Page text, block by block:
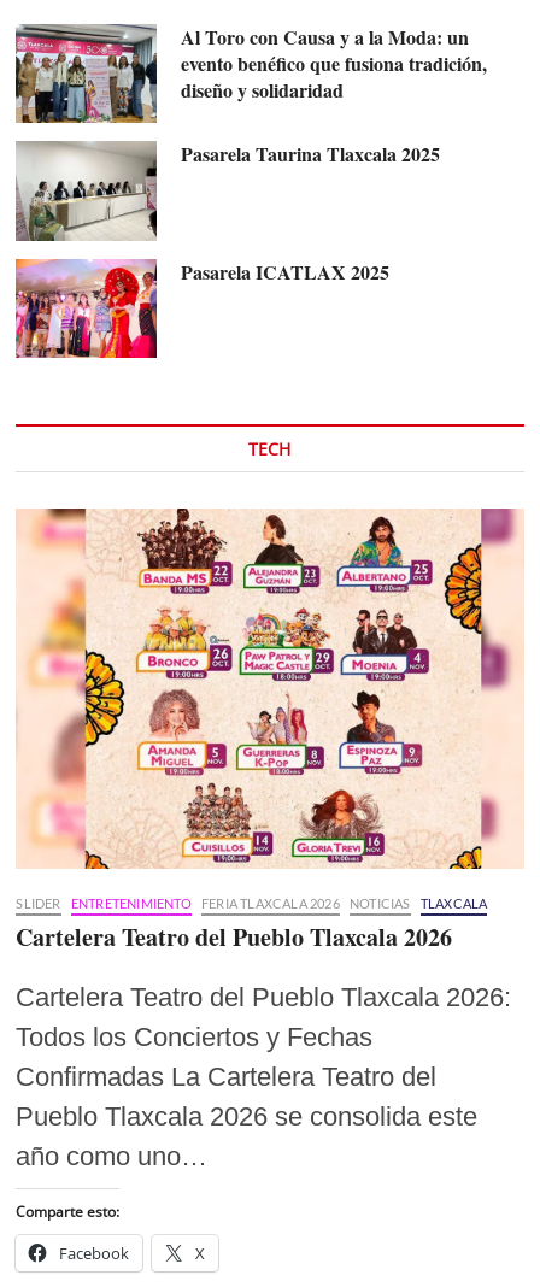
Al Toro con Causa y a la Moda: un
evento benéfico que fusiona tradición,
diseño y solidaridad
Pasarela Taurina Tlaxcala 2025
Pasarela ICATLAX 2025
TECH
SLIDER ENTRETENIMIENTO FERIA TLAXCALA 2026 NOTICIAS TLAXCALA
Cartelera Teatro del Pueblo Tlaxcala 2026
Cartelera Teatro del Pueblo Tlaxcala 2026:
Todos los Conciertos y Fechas
Confirmadas La Cartelera Teatro del
Pueblo Tlaxcala 2026 se consolida este
año como uno…
Comparte esto:
Facebook X